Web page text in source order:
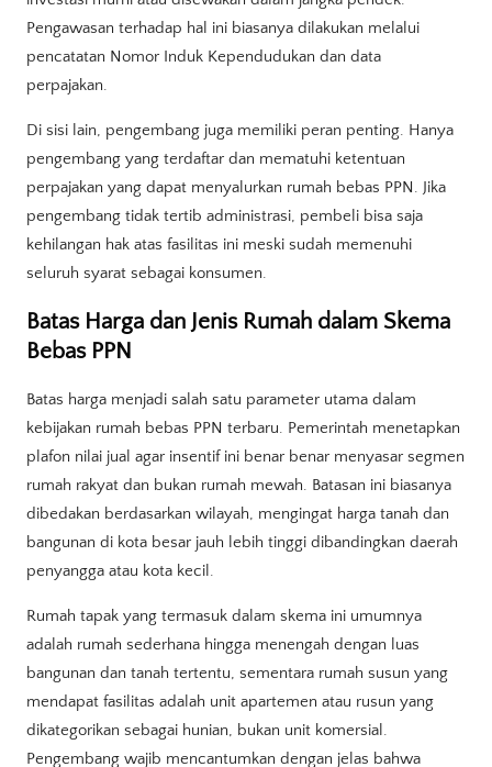
Pengawasan terhadap hal ini biasanya dilakukan melalui
pencatatan Nomor Induk Kependudukan dan data
perpajakan.
Di sisi lain, pengembang juga memiliki peran penting. Hanya
pengembang yang terdaftar dan mematuhi ketentuan
perpajakan yang dapat menyalurkan rumah bebas PPN. Jika
pengembang tidak tertib administrasi, pembeli bisa saja
kehilangan hak atas fasilitas ini meski sudah memenuhi
seluruh syarat sebagai konsumen.
Batas Harga dan Jenis Rumah dalam Skema
Bebas PPN
Batas harga menjadi salah satu parameter utama dalam
kebijakan rumah bebas PPN terbaru. Pemerintah menetapkan
plafon nilai jual agar insentif ini benar benar menyasar segmen
rumah rakyat dan bukan rumah mewah. Batasan ini biasanya
dibedakan berdasarkan wilayah, mengingat harga tanah dan
bangunan di kota besar jauh lebih tinggi dibandingkan daerah
penyangga atau kota kecil.
Rumah tapak yang termasuk dalam skema ini umumnya
adalah rumah sederhana hingga menengah dengan luas
bangunan dan tanah tertentu, sementara rumah susun yang
mendapat fasilitas adalah unit apartemen atau rusun yang
dikategorikan sebagai hunian, bukan unit komersial.
Pengembang wajib mencantumkan dengan jelas bahwa